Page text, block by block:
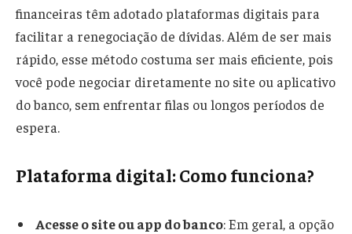
financeiras têm adotado plataformas digitais para
facilitar a renegociação de dívidas. Além de ser mais
rápido, esse método costuma ser mais eficiente, pois
você pode negociar diretamente no site ou aplicativo
do banco, sem enfrentar filas ou longos períodos de
espera.
Plataforma digital: Como funciona?
Acesse o site ou app do banco: Em geral, a opção